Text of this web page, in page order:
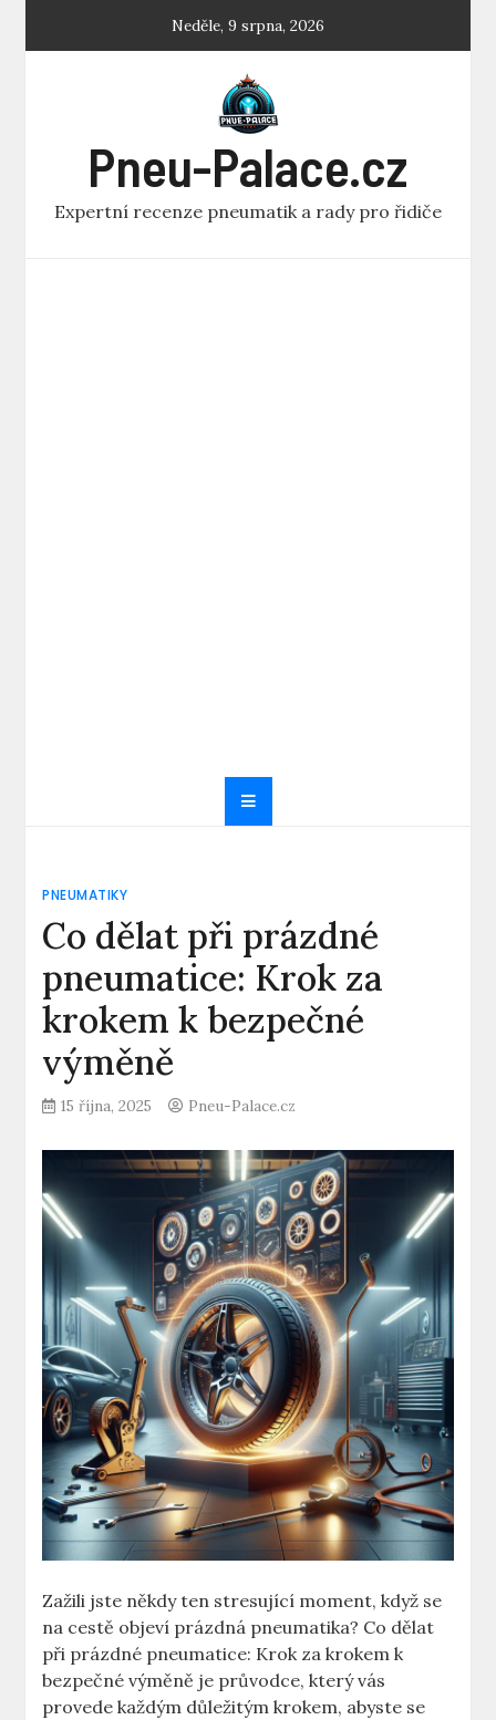
Neděle, 9 srpna, 2026
Pneu-Palace.cz
Expertní recenze pneumatik a rady pro řidiče
PNEUMATIKY
Co dělat při prázdné
pneumatice: Krok za
krokem k bezpečné
výměně
15 října, 2025 Pneu-Palace.cz
Zažili jste někdy ten stresující ‍moment, když​ se ​
na cestě objeví prázdná ​pneumatika? Co dělat
při prázdné pneumatice: ‍Krok za ​krokem​ k
bezpečné výměně je‌ průvodce, který⁣ vás
provede​ každým důležitým⁢ krokem, ⁢abyste ⁤se